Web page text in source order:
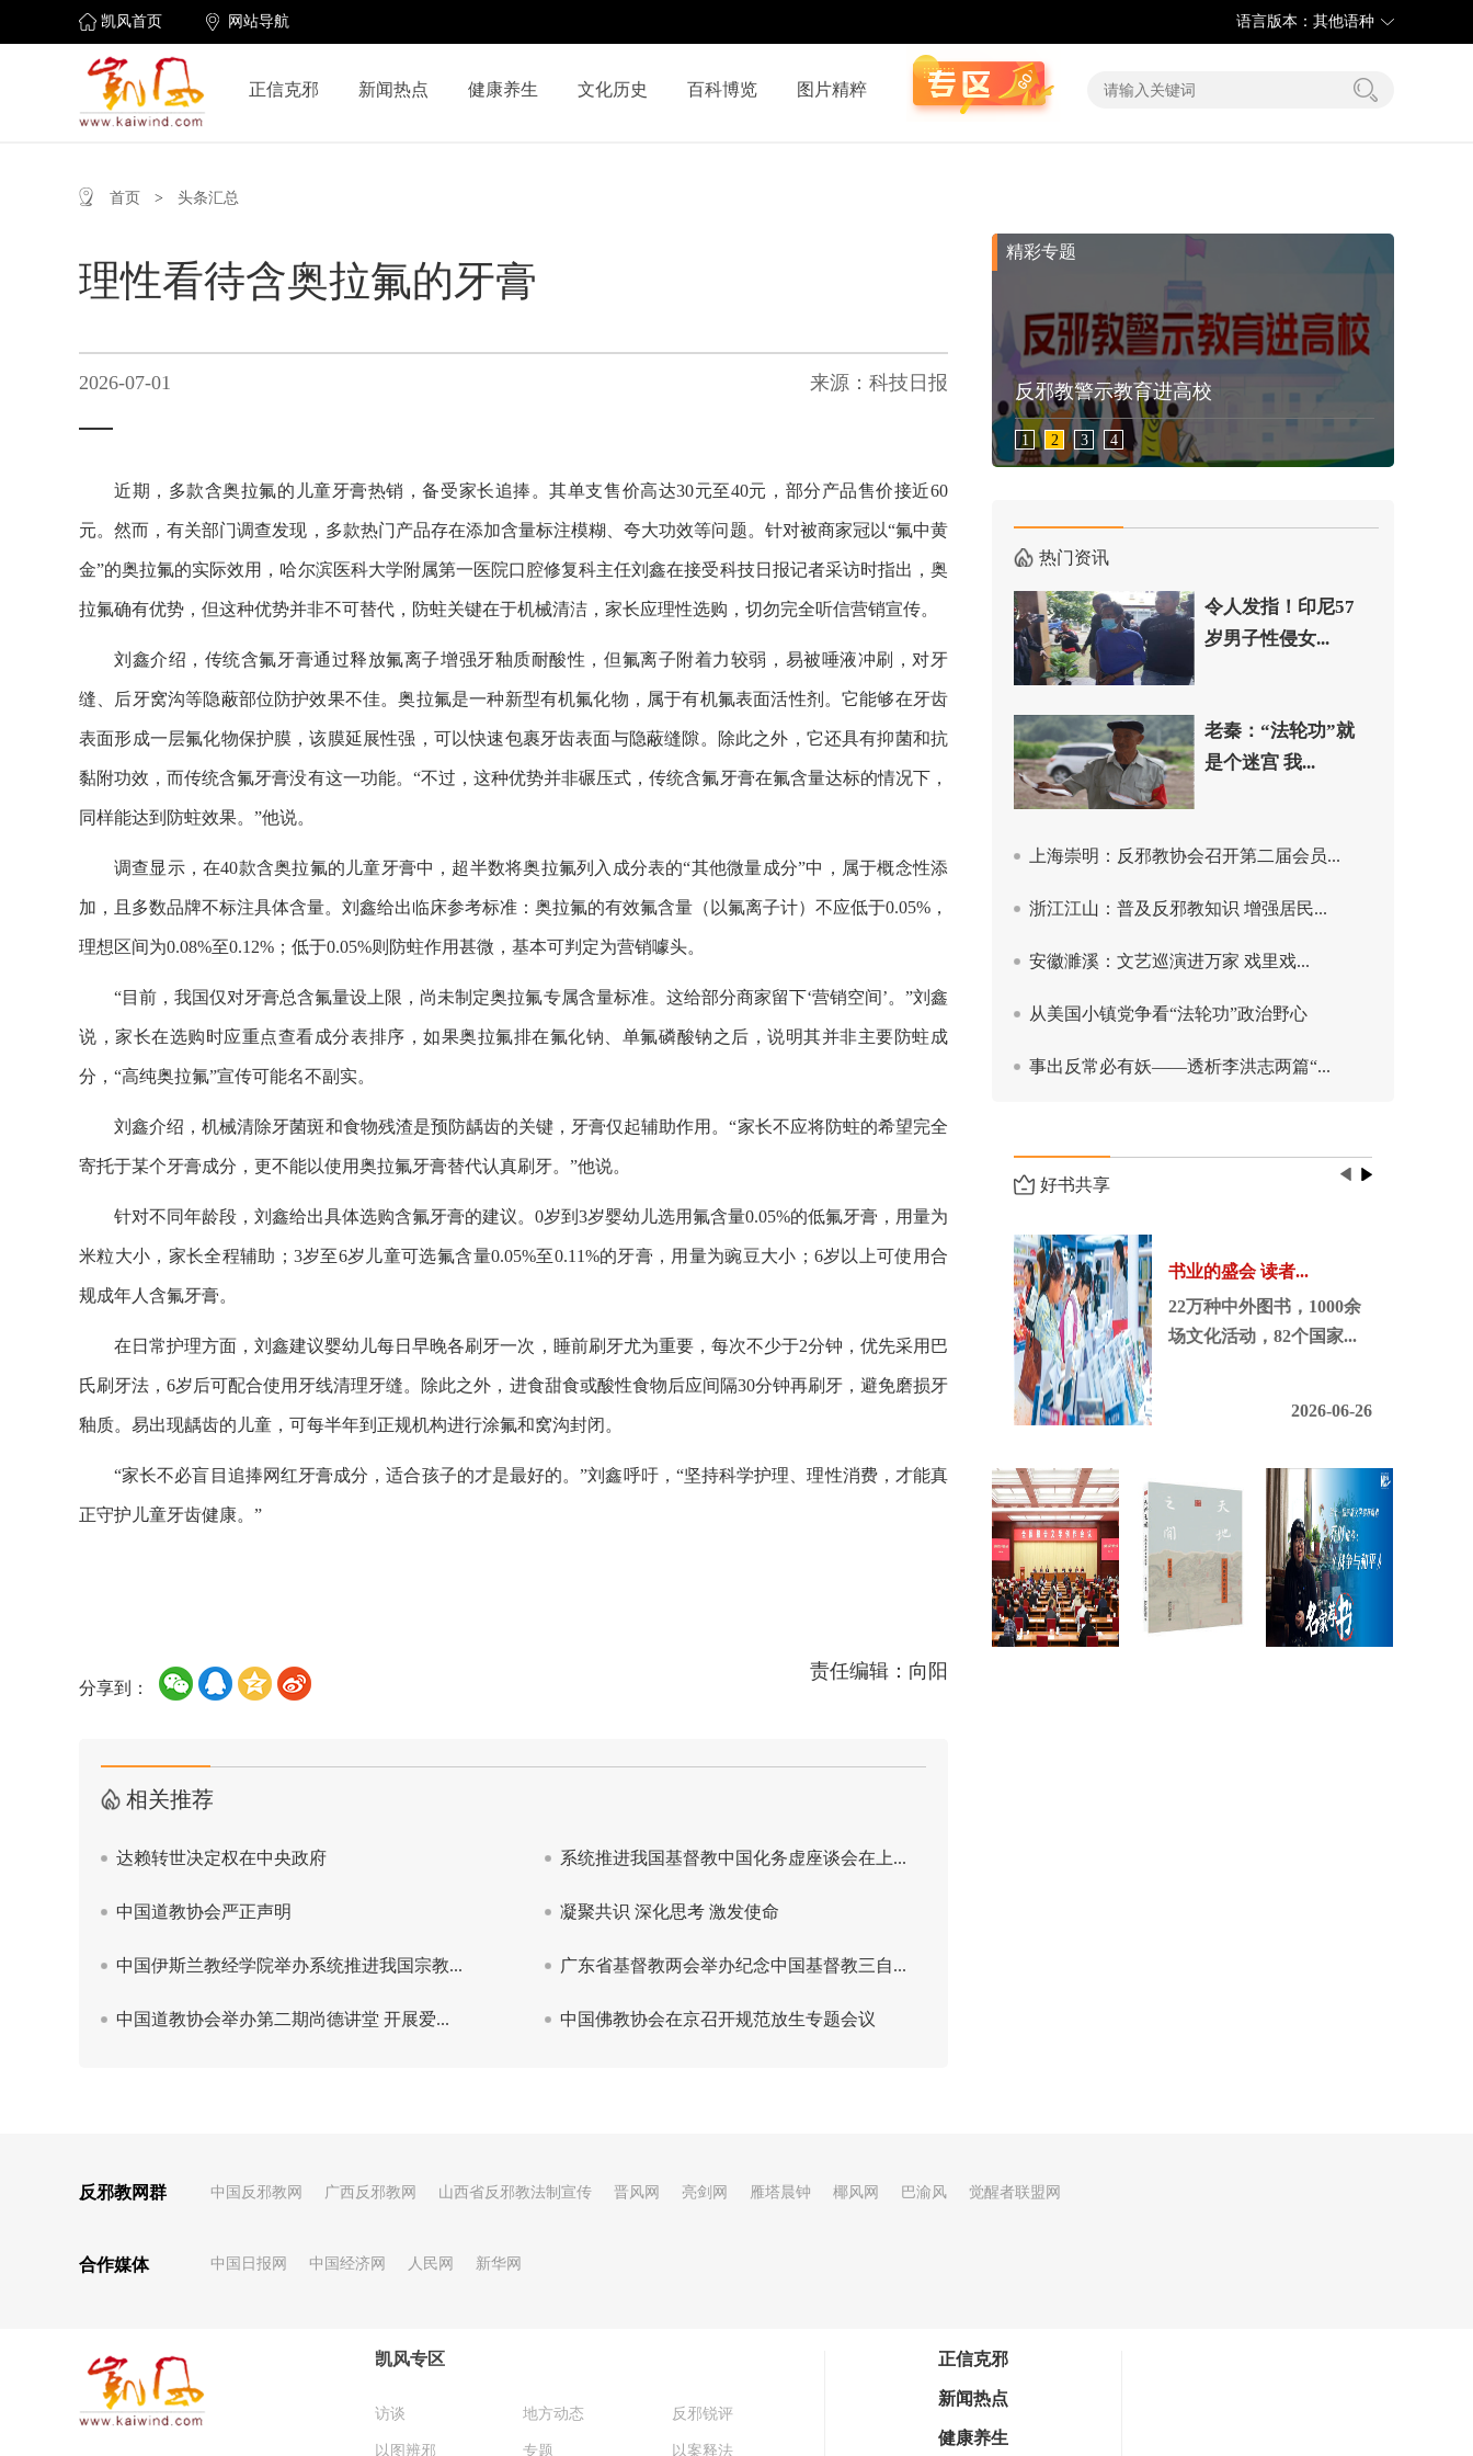
凯风首页 网站导航 语言版本：其他语种
正信克邪 新闻热点 健康养生 文化历史 百科博览 图片精粹
首页 > 头条汇总
理性看待含奥拉氟的牙膏
2026-07-01 来源：科技日报
近期，多款含奥拉氟的儿童牙膏热销，备受家长追捧。其单支售价高达30元至40元，部分产品售价接近60
元。然而，有关部门调查发现，多款热门产品存在添加含量标注模糊、夸大功效等问题。针对被商家冠以“氟中黄
金”的奥拉氟的实际效用，哈尔滨医科大学附属第一医院口腔修复科主任刘鑫在接受科技日报记者采访时指出，奥
拉氟确有优势，但这种优势并非不可替代，防蛀关键在于机械清洁，家长应理性选购，切勿完全听信营销宣传。
刘鑫介绍，传统含氟牙膏通过释放氟离子增强牙釉质耐酸性，但氟离子附着力较弱，易被唾液冲刷，对牙
缝、后牙窝沟等隐蔽部位防护效果不佳。奥拉氟是一种新型有机氟化物，属于有机氟表面活性剂。它能够在牙齿
表面形成一层氟化物保护膜，该膜延展性强，可以快速包裹牙齿表面与隐蔽缝隙。除此之外，它还具有抑菌和抗
黏附功效，而传统含氟牙膏没有这一功能。“不过，这种优势并非碾压式，传统含氟牙膏在氟含量达标的情况下，
同样能达到防蛀效果。”他说。
调查显示，在40款含奥拉氟的儿童牙膏中，超半数将奥拉氟列入成分表的“其他微量成分”中，属于概念性添
加，且多数品牌不标注具体含量。刘鑫给出临床参考标准：奥拉氟的有效氟含量（以氟离子计）不应低于0.05%，
理想区间为0.08%至0.12%；低于0.05%则防蛀作用甚微，基本可判定为营销噱头。
“目前，我国仅对牙膏总含氟量设上限，尚未制定奥拉氟专属含量标准。这给部分商家留下‘营销空间’。”刘鑫
说，家长在选购时应重点查看成分表排序，如果奥拉氟排在氟化钠、单氟磷酸钠之后，说明其并非主要防蛀成
分，“高纯奥拉氟”宣传可能名不副实。
刘鑫介绍，机械清除牙菌斑和食物残渣是预防龋齿的关键，牙膏仅起辅助作用。“家长不应将防蛀的希望完全
寄托于某个牙膏成分，更不能以使用奥拉氟牙膏替代认真刷牙。”他说。
针对不同年龄段，刘鑫给出具体选购含氟牙膏的建议。0岁到3岁婴幼儿选用氟含量0.05%的低氟牙膏，用量为
米粒大小，家长全程辅助；3岁至6岁儿童可选氟含量0.05%至0.11%的牙膏，用量为豌豆大小；6岁以上可使用合
规成年人含氟牙膏。
在日常护理方面，刘鑫建议婴幼儿每日早晚各刷牙一次，睡前刷牙尤为重要，每次不少于2分钟，优先采用巴
氏刷牙法，6岁后可配合使用牙线清理牙缝。除此之外，进食甜食或酸性食物后应间隔30分钟再刷牙，避免磨损牙
釉质。易出现龋齿的儿童，可每半年到正规机构进行涂氟和窝沟封闭。
“家长不必盲目追捧网红牙膏成分，适合孩子的才是最好的。”刘鑫呼吁，“坚持科学护理、理性消费，才能真
正守护儿童牙齿健康。”
分享到：
责任编辑：向阳
反邪教网群
合作媒体
中国反邪教网 广西反邪教网 山西省反邪教法制宣传 晋风网 亮剑网 雁塔晨钟 椰风网 巴渝风 觉醒者联盟网
中国日报网 中国经济网 人民网 新华网
凯风专区
访谈 地方动态 反邪锐评
以图辨邪 专题 以案释法
正信克邪
新闻热点
健康养生